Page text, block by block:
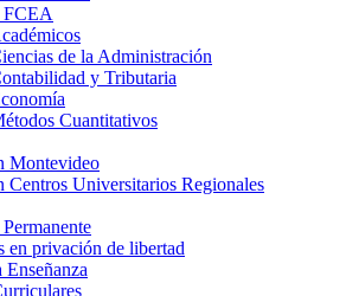
FCEA
de la Administración
y Tributaria
Cuantitativos
Montevideo
Centros Universitarios Regionales
en privación de libertad